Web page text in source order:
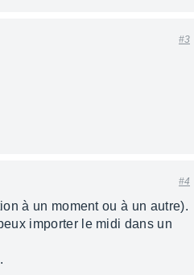
#3
#4
à un moment ou à un autre).
importer le midi dans un